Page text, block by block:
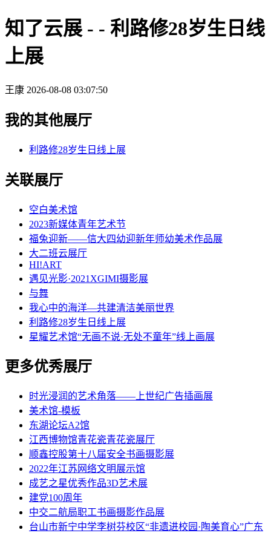
知了云展 - - 利路修28岁生日线
上展
王康 2026-08-08 03:07:50
我的其他展厅
利路修28岁生日线上展
关联展厅
空白美术馆
2023新媒体青年艺术节
福兔迎新——信大四幼迎新年师幼美术作品展
大二班云展厅
HI!ART
遇见光影·2021XGIMI摄影展
与舞
我心中的海洋—共建清洁美丽世界
利路修28岁生日线上展
星耀艺术馆“无画不说·无处不童年”线上画展
更多优秀展厅
时光浸润的艺术角落——上世纪广告插画展
美术馆-模板
东湖论坛A2馆
江西博物馆青花瓷青花瓷展厅
顺鑫控股第十八届安全书画摄影展
2022年江苏网络文明展示馆
成艺之星优秀作品3D艺术展
建党100周年
中交二航局职工书画摄影作品展
台山市新宁中学李树芬校区“非遗进校园·陶美育心”广东